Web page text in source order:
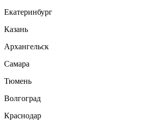
Екатеринбург
Казань
Архангельск
Самара
Тюмень
Волгоград
Краснодар